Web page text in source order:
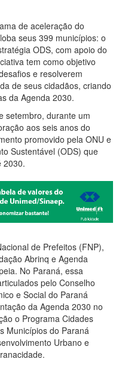
de aceleração do
seus 399 municípios: o
ODS, com apoio do
tem como objetivo
e resolverem
de seus cidadãos, criando
da Agenda 2030.
setembro, durante um
aos seis anos do
promovido pela ONU e
Sustentável (ODS) que
2030.
de Prefeitos (FNP),
Abrinq e Agenda
No Paraná, essa
pelo Conselho
e Social do Paraná
da Agenda 2030 no
o Programa Cidades
Municípios do Paraná
Urbano e